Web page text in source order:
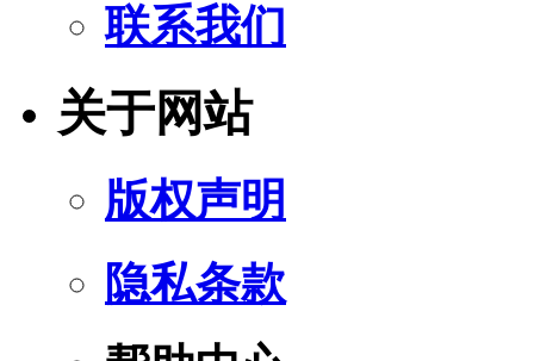
联系我们
关于网站
版权声明
隐私条款